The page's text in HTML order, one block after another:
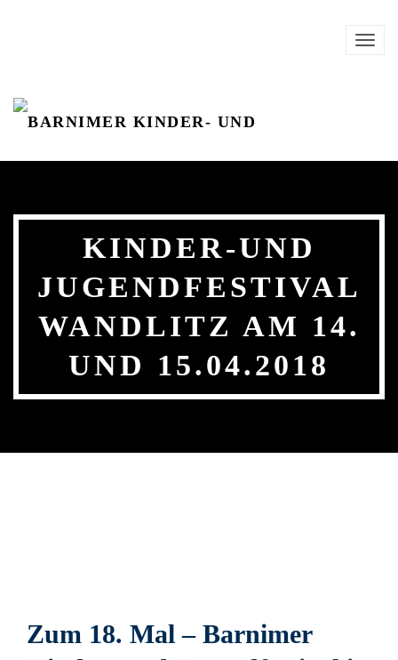
KINDER-UND
JUGENDFESTIVAL
WANDLITZ AM 14.
UND 15.04.2018
Zum 18. Mal – Barnimer